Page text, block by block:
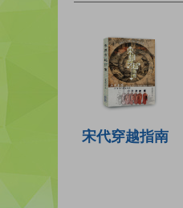
宋代穿越指南